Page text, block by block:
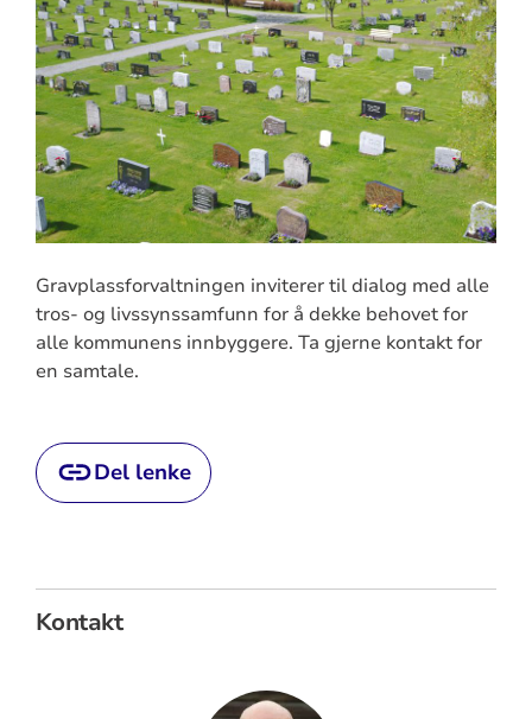
Gravplassforvaltningen inviterer til dialog med alle
tros- og livssynssamfunn for å dekke behovet for
alle kommunens innbyggere. Ta gjerne kontakt for
en samtale.
Del lenke
Kontakt